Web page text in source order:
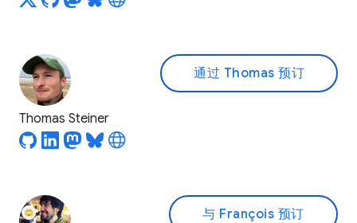
Thomas Steiner
通过 Thomas 预订
与 François 预订